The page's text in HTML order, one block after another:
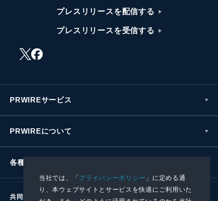
当社では、「プライバシーポリシー 」に定める通
り、本ウェブサイトとサービスを快適にご利用いた
プレスリリースを配信する
プレスリリースを受信する
PRWIREサービス
PRWIREについて
各種お問い合わせ
共同通信社グループ